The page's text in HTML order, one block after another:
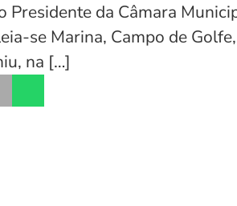
Presidente da Câmara
se Marina, Campo de
na […]